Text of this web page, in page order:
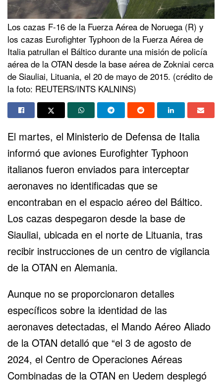
Los cazas F-16 de la Fuerza Aérea de Noruega (R) y
los cazas Eurofighter Typhoon de la Fuerza Aérea de
Italia patrullan el Báltico durante una misión de policía
aérea de la OTAN desde la base aérea de Zokniai cerca
de Siauliai, Lituania, el 20 de mayo de 2015. (crédito de
la foto: REUTERS/INTS KALNINS)
El martes, el Ministerio de Defensa de Italia
informó que aviones Eurofighter Typhoon
italianos fueron enviados para interceptar
aeronaves no identificadas que se
encontraban en el espacio aéreo del Báltico.
Los cazas despegaron desde la base de
Siauliai, ubicada en el norte de Lituania, tras
recibir instrucciones de un centro de vigilancia
de la OTAN en Alemania.
Aunque no se proporcionaron detalles
específicos sobre la identidad de las
aeronaves detectadas, el Mando Aéreo Aliado
de la OTAN detalló que “el 3 de agosto de
2024, el Centro de Operaciones Aéreas
Combinadas de la OTAN en Uedem desplegó